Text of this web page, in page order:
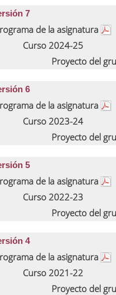
7
de la asignatura
Curso 2024-25
Proyecto del
6
de la asignatura
Curso 2023-24
Proyecto del
5
de la asignatura
Curso 2022-23
Proyecto del
4
de la asignatura
Curso 2021-22
Proyecto del